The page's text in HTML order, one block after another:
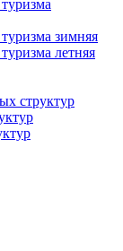
зимняя
летняя
структур